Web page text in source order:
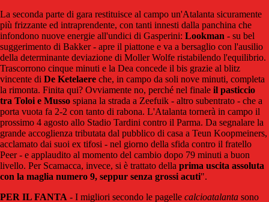
La seconda parte di gara restituisce al campo un'Atalanta sicuramente
più frizzante ed intraprendente, con tanti innesti dalla panchina che
infondono nuove energie all'undici di Gasperini: Lookman - su bel
suggerimento di Bakker - apre il piattone e va a bersaglio con l'ausilio
della determinante deviazione di Moller Wolfe ristabilendo l'equilibrio.
Trascorrono cinque minuti e la Dea concede il bis grazie al blitz
vincente di De Ketelaere che, in campo da soli nove minuti, completa
la rimonta. Finita qui? Ovviamente no, perché nel finale il pasticcio
tra Toloi e Musso spiana la strada a Zeefuik - altro subentrato - che a
porta vuota fa 2-2 con tanto di rabona. L'Atalanta tornerà in campo il
prossimo 4 agosto allo Stadio Tardini contro il Parma. Da segnalare la
grande accoglienza tributata dal pubblico di casa a Teun Koopmeiners,
acclamato dai suoi ex tifosi - nel giorno della sfida contro il fratello
Peer - e applaudito al momento del cambio dopo 79 minuti a buon
livello. Per Scamacca, invece, si è trattato della prima uscita assoluta
con la maglia numero 9, seppur senza grossi acuti".
PER IL FANTA - I migliori secondo le pagelle calcioatalanta sono